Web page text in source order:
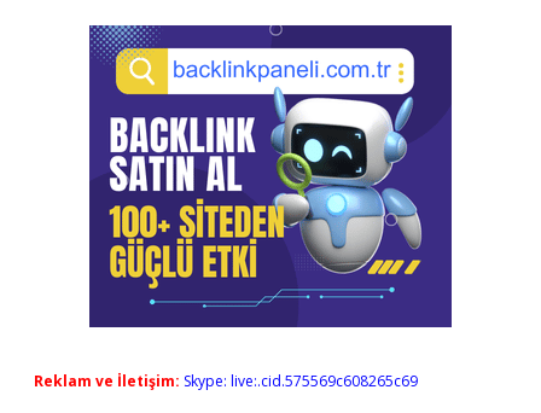
Reklam ve İletişim: Skype: live:.cid.575569c608265c69